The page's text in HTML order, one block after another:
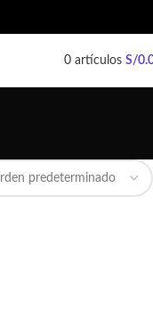
0 artículos S/